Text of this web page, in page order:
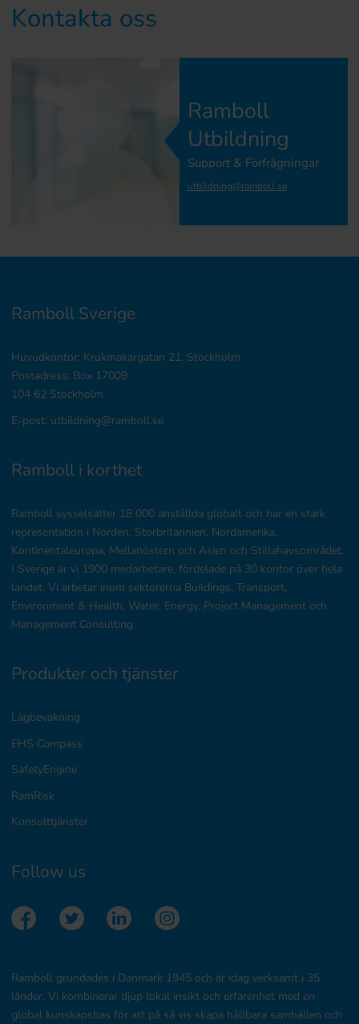
Kontakta oss
Ramboll
Utbildning
Support & Förfrågningar
utbildning@ramboll.se
Ramboll Sverige
Huvudkontor: Krukmakargatan 21, Stockholm
Postadress: Box 17009
104 62 Stockholm
E-post: utbildning@ramboll.se
Ramboll i korthet
Ramboll sysselsätter 18 000 anställda globalt och har en stark
representation i Norden, Storbritannien, Nordamerika,
Kontinentaleuropa, Mellanöstern och Asien och Stillahavsområdet.
I Sverige är vi 1900 medarbetare, fördelade på 30 kontor över hela
landet. Vi arbetar inom sektorerna Buildings, Transport,
Environment & Health, Water, Energy, Project Management och
Management Consulting.
Produkter och tjänster
Lagbevakning
EHS Compass
SafetyEngine
RamRisk
Konsulttjänster
Follow us
Ramboll grundades i Danmark 1945 och är idag verksamt i 35
länder. Vi kombinerar djup lokal insikt och erfarenhet med en
global kunskapsbas för att på så vis skapa hållbara samhällen och